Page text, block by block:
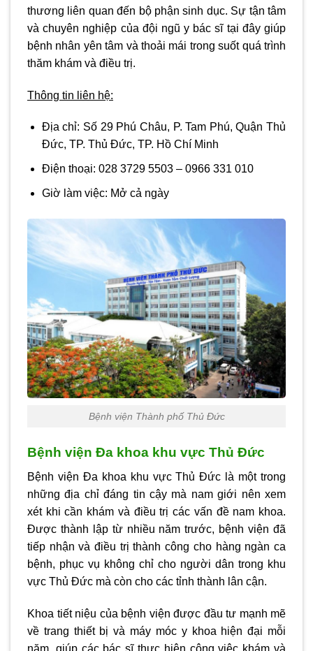
thương liên quan đến bộ phận sinh dục. Sự tận tâm
và chuyên nghiệp của đội ngũ y bác sĩ tại đây giúp
bệnh nhân yên tâm và thoải mái trong suốt quá trình
thăm khám và điều trị.
Thông tin liên hệ:
Địa chỉ: Số 29 Phú Châu, P. Tam Phú, Quận Thủ
Đức, TP. Thủ Đức, TP. Hồ Chí Minh
Điện thoại: 028 3729 5503 – 0966 331 010
Giờ làm việc: Mở cả ngày
Bệnh viện Thành phố Thủ Đức
Bệnh viện Đa khoa khu vực Thủ Đức
Bệnh viện Đa khoa khu vực Thủ Đức là một trong
những địa chỉ đáng tin cậy mà nam giới nên xem
xét khi cần khám và điều trị các vấn đề nam khoa.
Được thành lập từ nhiều năm trước, bệnh viện đã
tiếp nhận và điều trị thành công cho hàng ngàn ca
bệnh, phục vụ không chỉ cho người dân trong khu
vực Thủ Đức mà còn cho các tỉnh thành lân cận.
Khoa tiết niệu của bệnh viện được đầu tư mạnh mẽ
về trang thiết bị và máy móc y khoa hiện đại mỗi
năm, giúp các bác sĩ thực hiện công việc khám và